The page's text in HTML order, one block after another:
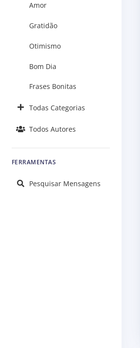
Amor
Gratidão
Otimismo
Bom Dia
Frases Bonitas
Todas Categorias
Todos Autores
FERRAMENTAS
Pesquisar Mensagens